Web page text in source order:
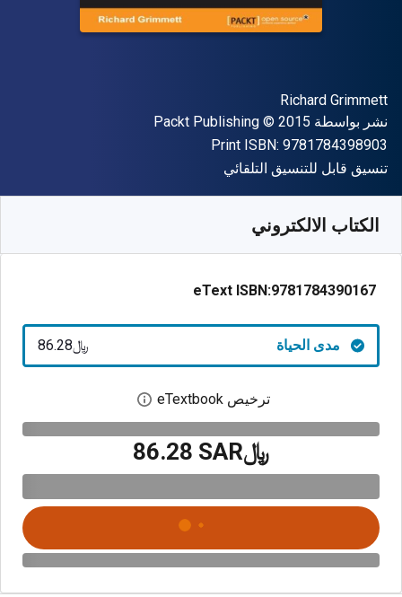
المؤلف (المؤلفون)
Richard Grimmett
الناشر
نشر بواسطة Packt Publishing
حقوق الطبع والنشر © 2015
Print ISBN: 9781784398903
شكل
تنسيق قابل للتنسيق التلقائي
الكتاب الالكتروني
eText ISBN:9781784390167
مدى الحياة ﷼‎86.28
ترخيص eTextbook افتح مربع حوار
﷼‎86.28 SAR